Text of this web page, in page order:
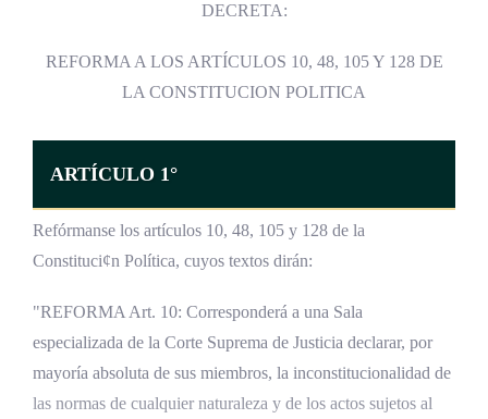
DECRETA:
REFORMA A LOS ARTÍCULOS 10, 48, 105 Y 128 DE
LA CONSTITUCION POLITICA
ARTÍCULO 1°
Refórmanse los artículos 10, 48, 105 y 128 de la
Constituci¢n Política, cuyos textos dirán:
"REFORMA Art. 10: Corresponderá a una Sala
especializada de la Corte Suprema de Justicia declarar, por
mayoría absoluta de sus miembros, la inconstitucionalidad de
las normas de cualquier naturaleza y de los actos sujetos al